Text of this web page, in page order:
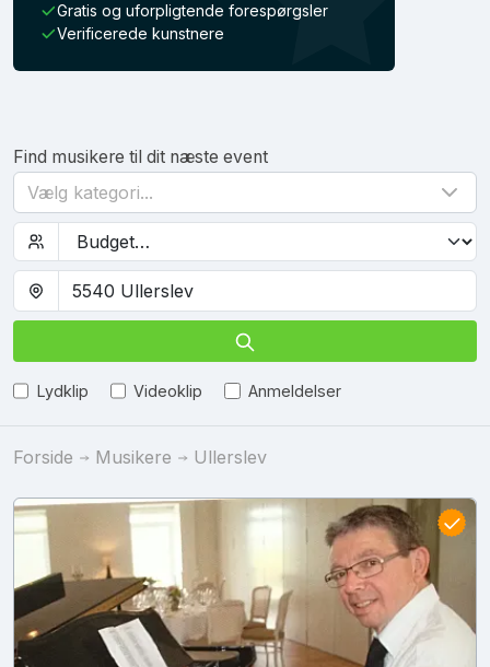
Gratis og uforpligtende forespørgsler
Verificerede kunstnere
Find musikere til dit næste event
Vælg kategori...
Lydklip Videoklip Anmeldelser
Forside Musikere Ullerslev